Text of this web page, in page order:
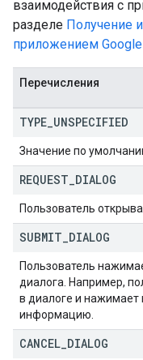
взаимодействия с
разделе Получение
приложением Google
Перечисления
TYPE UNSPECIFIED
Значение по
REQUEST DIALOG
Пользователь
SUBMIT DIALOG
Пользователь
диалога. Например,
в диалоге и нажимает
информацию.
CANCEL DIALOG